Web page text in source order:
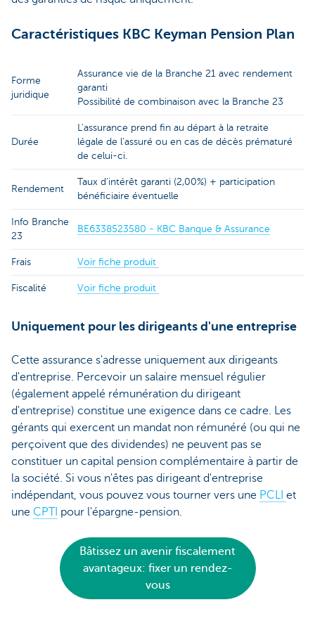
Caractéristiques KBC Keyman Pension Plan
Forme
juridique
Assurance vie de la Branche 21 avec rendement
garanti
Possibilité de combinaison avec la Branche 23
Durée
L'assurance prend fin au départ à la retraite
légale de l'assuré ou en cas de décès prématuré
de celui-ci.
Rendement
Taux d'intérêt garanti (2,00%) + participation
bénéficiaire éventuelle
Info Branche
23
BE6338523580 - KBC Banque & Assurance
Frais Voir fiche produit
Fiscalité Voir fiche produit
Uniquement pour les dirigeants d'une entreprise
Cette assurance s'adresse uniquement aux dirigeants
d'entreprise. Percevoir un salaire mensuel régulier
(également appelé rémunération du dirigeant
d'entreprise) constitue une exigence dans ce cadre. Les
gérants qui exercent un mandat non rémunéré (ou qui ne
perçoivent que des dividendes) ne peuvent pas se
constituer un capital pension complémentaire à partir de
la société. Si vous n'êtes pas dirigeant d'entreprise
indépendant, vous pouvez vous tourner vers une PCLI et
une CPTI pour l'épargne-pension.
Bâtissez un avenir fiscalement
avantageux: fixer un rendez-
vous